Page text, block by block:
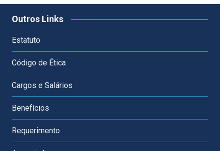
Outros Links
Estatuto
Código de Ética
Cargos e Salários
Benefícios
Requerimento